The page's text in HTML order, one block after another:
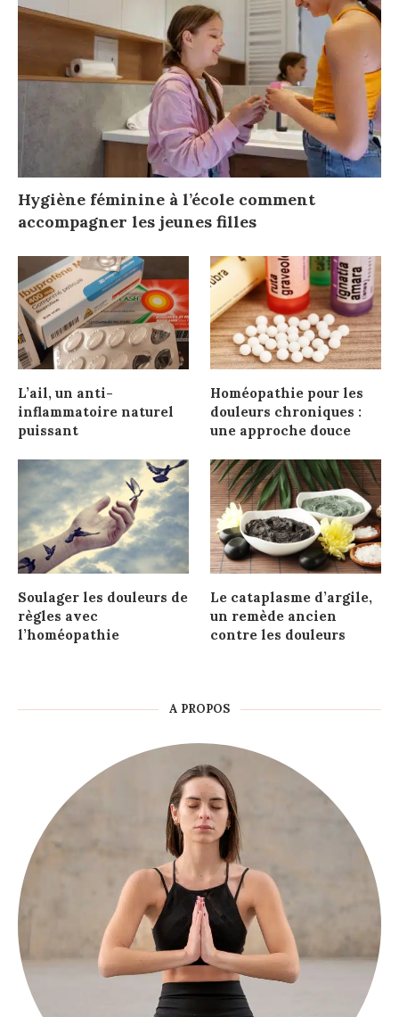
Hygiène féminine à l’école comment
accompagner les jeunes filles
L’ail, un anti-
inflammatoire naturel
puissant
Homéopathie pour les
douleurs chroniques :
une approche douce
Soulager les douleurs de
règles avec
l’homéopathie
Le cataplasme d’argile,
un remède ancien
contre les douleurs
A PROPOS